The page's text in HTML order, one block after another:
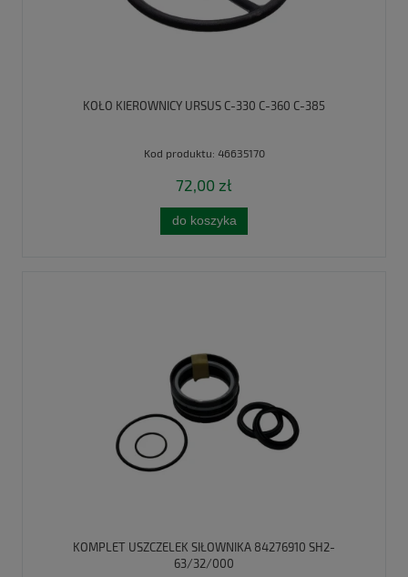
KOŁO KIEROWNICY URSUS C-330 C-360 C-385
Kod produktu: 46635170
72,00 zł
do koszyka
KOMPLET USZCZELEK SIŁOWNIKA 84276910 SH2-
63/32/000